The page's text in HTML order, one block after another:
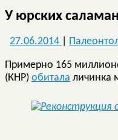
У юрских
27.06.2014
Примерно 165
(КНР) обитала личинка